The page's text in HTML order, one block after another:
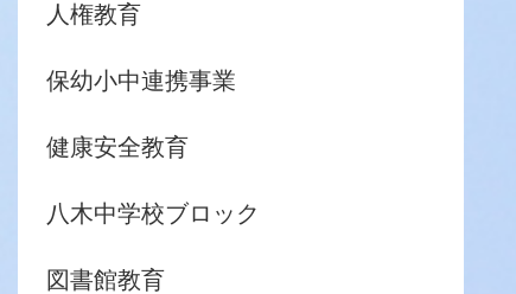
人権教育
保幼小中連携事業
健康安全教育
八木中学校ブロック
図書館教育